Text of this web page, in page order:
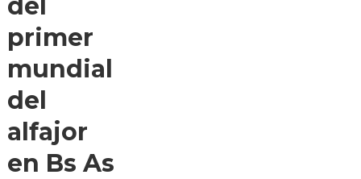
primer
mundial
del
alfajor
en Bs As